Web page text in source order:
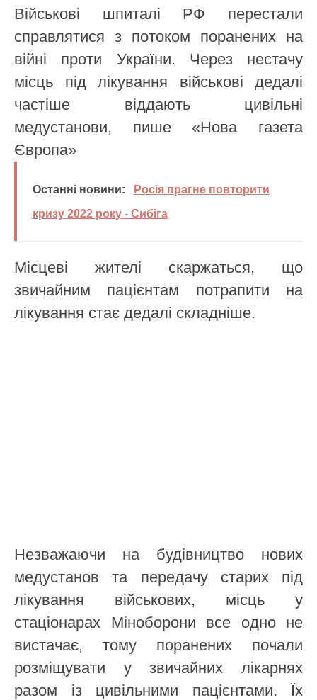
Військові шпиталі РФ перестали
справлятися з потоком поранених на
війні проти України. Через нестачу
місць під лікування військові дедалі
частіше віддають цивільні
медустанови, пише «Нова газета
Європа»
Останні новини:
Росія прагне повторити
кризу 2022 року - Сибіга
Місцеві жителі скаржаться, що
звичайним пацієнтам потрапити на
лікування стає дедалі складніше.
Незважаючи на будівництво нових
медустанов та передачу старих під
лікування військових, місць у
стаціонарах Міноборони все одно не
вистачає, тому поранених почали
розміщувати у звичайних лікарнях
разом із цивільними пацієнтами. Їх